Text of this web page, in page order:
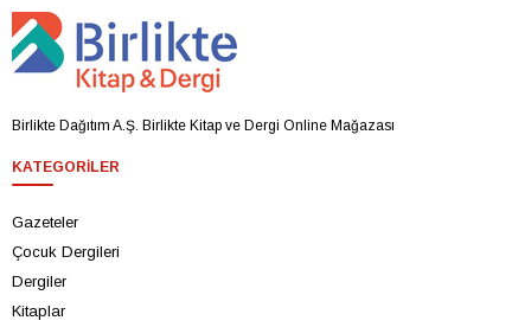
Birlikte Dağıtım A.Ş. Birlikte Kitap ve Dergi Online Mağazası
KATEGORILER
Gazeteler
Çocuk Dergileri
Dergiler
Kitaplar